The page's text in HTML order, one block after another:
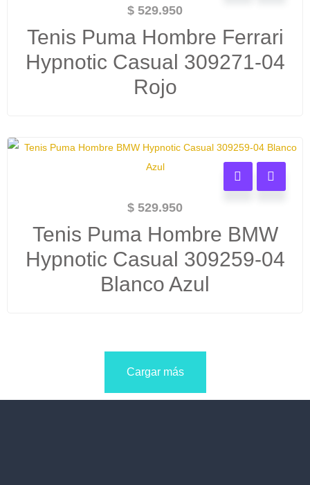
$ 529.950
Tenis Puma Hombre Ferrari
Hypnotic Casual 309271-04
Rojo
$ 529.950
Tenis Puma Hombre BMW
Hypnotic Casual 309259-04
Blanco Azul
Cargar más